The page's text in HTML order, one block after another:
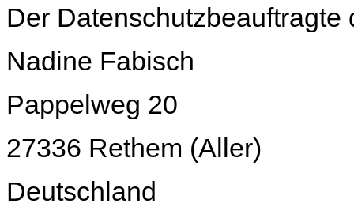
Der
Nadine Fabisch
Pappelweg 20
27336 Rethem (Aller)
Deutschland